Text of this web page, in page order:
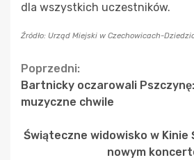
dla wszystkich uczestników.
Źródło: Urząd Miejski w Czechowicach-
Continue
Reading
Poprzedni:
Bartnicky oczarowali
muzyczne chwile
Świąteczne widowisko w Kinie
nowym